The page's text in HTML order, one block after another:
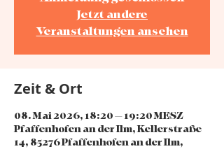
Jetzt andere
Veranstaltungen ansehen
Zeit & Ort
08. Mai 2026, 18:20 – 19:20 MESZ
Pfaffenhofen an der Ilm, Kellerstraße
14, 85276 Pfaffenhofen an der Ilm,